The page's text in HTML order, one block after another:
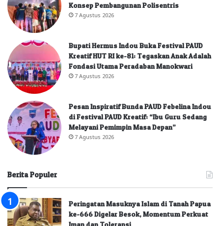
Konsep Pembangunan Polisentris
7 Agustus 2026
Bupati Hermus Indou Buka Festival PAUD
Kreatif HUT RI ke-81: Tegaskan Anak Adalah
Fondasi Utama Peradaban Manokwari
7 Agustus 2026
Pesan Inspiratif Bunda PAUD Febelina Indou
di Festival PAUD Kreatif: “Ibu Guru Sedang
Melayani Pemimpin Masa Depan”
7 Agustus 2026
Berita Populer
Peringatan Masuknya Islam di Tanah Papua
ke-666 Digelar Besok, Momentum Perkuat